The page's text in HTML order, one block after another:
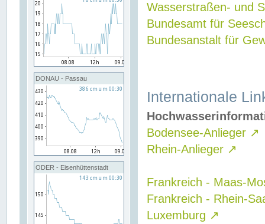
DONAU - Passau
ODER - Eisenhüttenstadt
Wasserstraßen- und
Bundesamt für
Bundesanstalt für
Internationale
Bodensee-Anlieger ↗
Rhein-Anlieger ↗
Frankreich - Maas-
Frankreich - Rhein-
Luxemburg ↗